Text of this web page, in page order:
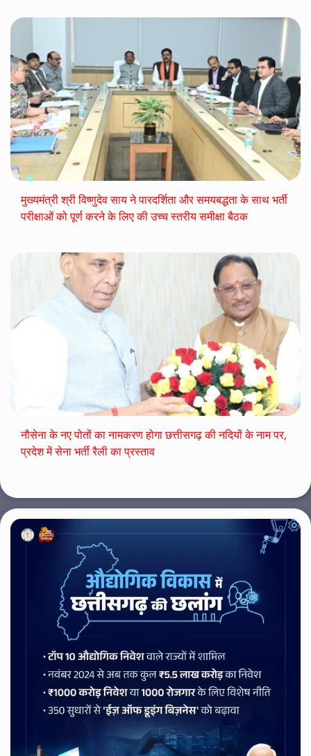
मुख्यमंत्री श्री विष्णुदेव साय ने पारदर्शिता और समयबद्धता के साथ भर्ती
परीक्षाओं को पूर्ण करने के लिए की उच्च स्तरीय समीक्षा बैठक
नौसेना के नए पोतों का नामकरण होगा छत्तीसगढ़ की नदियों के नाम पर,
प्रदेश में सेना भर्ती रैली का प्रस्ताव